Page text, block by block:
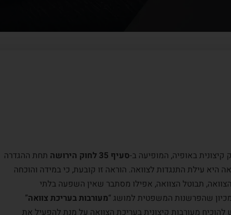
קיצונית באופיה, המופיעה ב-סעיף 35 לחוק הירושה
תחת ההגדרה
היא עילת התנגדות לצוואה. הוראה זו קובעת, כי במידה והוכחה
הצוואה, תבוטל הצוואה, אפילו מסתבר שאין השפעה בלתי
שהפרשנות המשפטית למושג “מעורבות בעריכת צוואה”
מעורבות קיצונית בעריכת הצוואה על מנת להפעיל את